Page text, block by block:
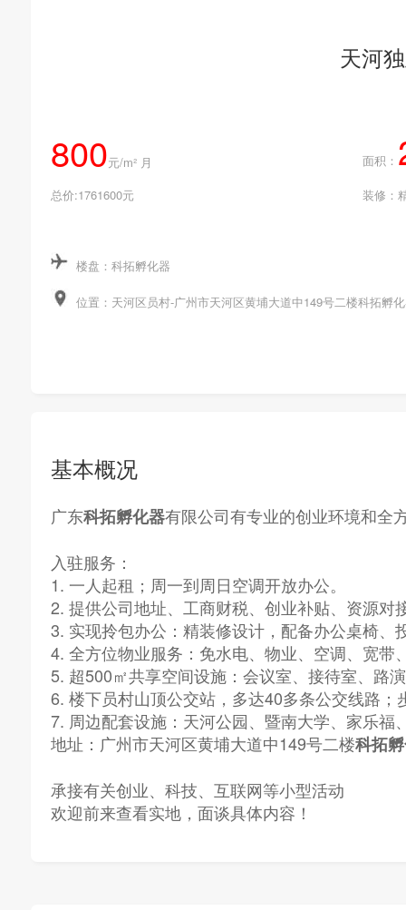
天河
800元/m² 月 面积：
总价:1761600元 装修：
楼盘：科拓孵化器
位置：天河区员村-广州市天河区黄埔大道中149号二楼科拓孵
基本概况
广东科拓孵化器有限公司有专业的创业环境和全
入驻服务：
1. 一人起租；周一到周日空调开放办公。
2. 提供公司地址、工商财税、创业补贴、资源对
3. 实现拎包办公：精装修设计，配备办公桌椅、
4. 全方位物业服务：免水电、物业、空调、宽
5. 超500㎡共享空间设施：会议室、接待室、路
6. 楼下员村山顶公交站，多达40多条公交线路
7. 周边配套设施：天河公园、暨南大学、家乐
地址：广州市天河区黄埔大道中149号二楼科拓
承接有关创业、科技、互联网等小型活动
欢迎前来查看实地，面谈具体内容！